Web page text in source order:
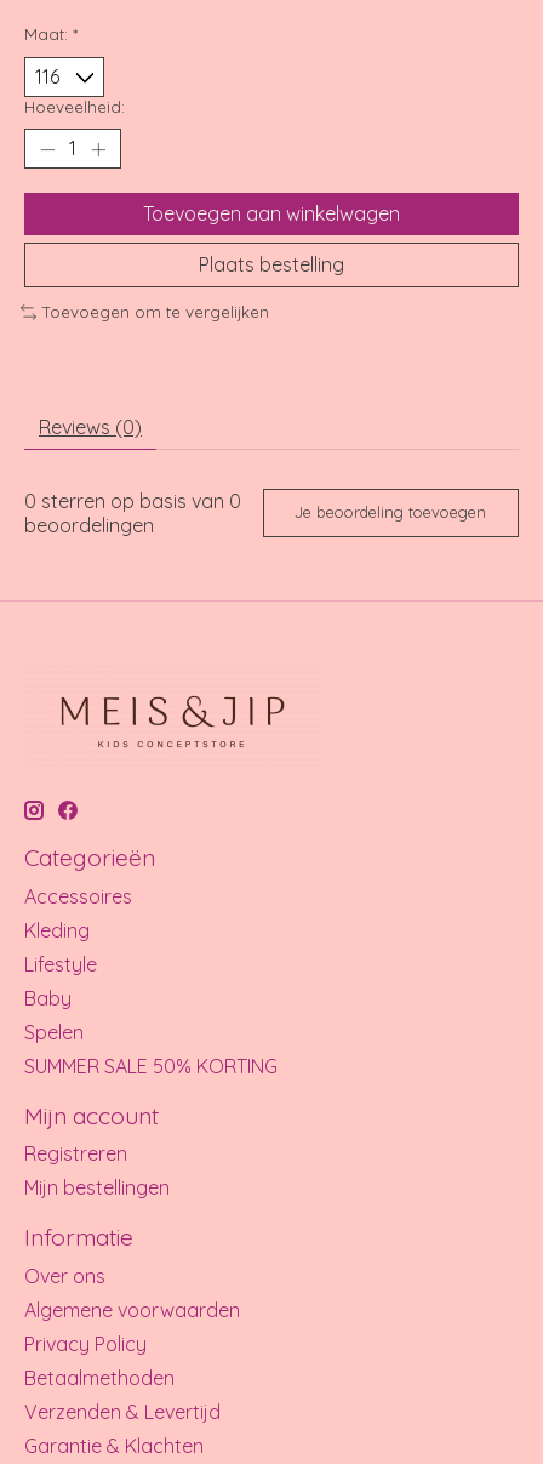
Maat: *
Hoeveelheid:
Toevoegen aan winkelwagen
Plaats bestelling
Toevoegen om te vergelijken
Reviews (0)
0 sterren op basis van 0
beoordelingen
Je beoordeling toevoegen
Categorieën
Accessoires
Kleding
Lifestyle
Baby
Spelen
SUMMER SALE 50% KORTING
Mijn account
Registreren
Mijn bestellingen
Informatie
Over ons
Algemene voorwaarden
Privacy Policy
Betaalmethoden
Verzenden & Levertijd
Garantie & Klachten